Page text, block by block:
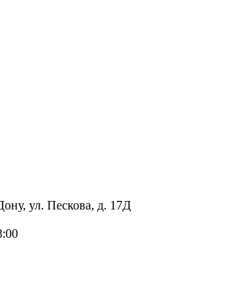
ул. Пескова, д. 17Д